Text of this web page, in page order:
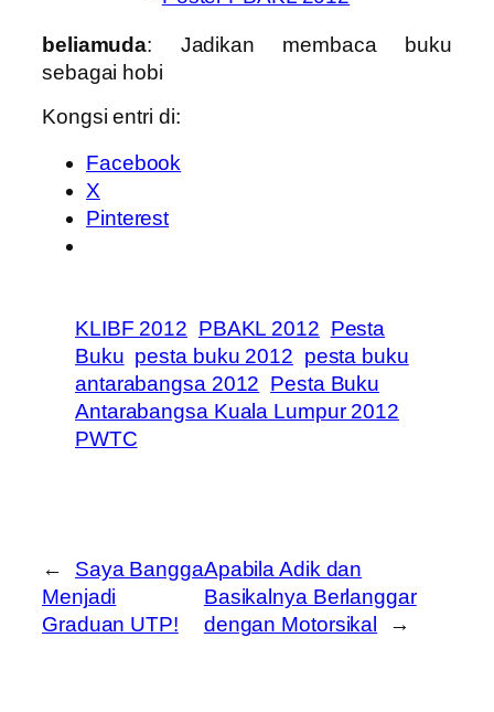
beliamuda: Jadikan membaca buku
sebagai hobi
Kongsi entri di:
Facebook
X
Pinterest
KLIBF 2012 PBAKL 2012 Pesta
Buku pesta buku 2012 pesta buku
antarabangsa 2012 Pesta Buku
Antarabangsa Kuala Lumpur 2012
PWTC
←
Saya Bangga
Menjadi
Graduan UTP!
Apabila Adik dan
Basikalnya Berlanggar
dengan Motorsikal
→